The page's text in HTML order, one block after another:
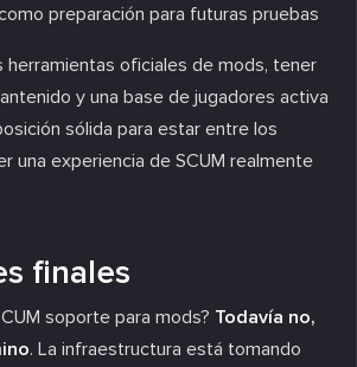
preparación para futuras pruebas
herramientas oficiales de mods, tener
y una base de jugadores activa
sólida para estar entre los
una experiencia de SCUM realmente
finales
soporte para mods? Todavía no,
. La infraestructura está tomando